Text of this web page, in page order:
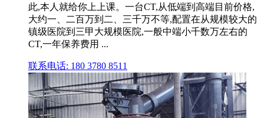
此,本人就给你上上课。一台CT,从低端到高端目前价格,
大约一、二百万到二、三千万不等,配置在从规模较大的
镇级医院到三甲大规模医院,一般中端小千数万左右的
CT,一年保养费用 ...
联系电话: 180 3780 8511